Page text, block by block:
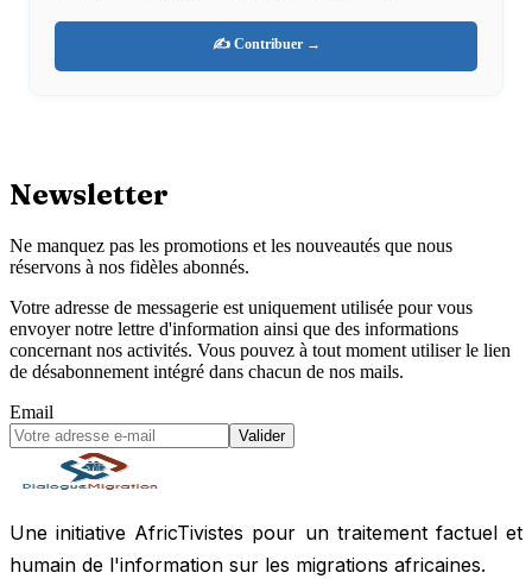
✍️ Contribuer →
Newsletter
Ne manquez pas les promotions et les nouveautés que nous
réservons à nos fidèles abonnés.
Votre adresse de messagerie est uniquement utilisée pour vous
envoyer notre lettre d'information ainsi que des informations
concernant nos activités. Vous pouvez à tout moment utiliser le lien
de désabonnement intégré dans chacun de nos mails.
Email
Valider
Une initiative AfricTivistes pour un traitement factuel et
humain de l'information sur les migrations africaines.